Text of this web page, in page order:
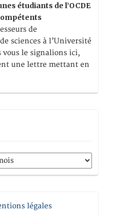
étudiants de l’OCDE
de
sciences à l’Université
le signalions ici,
une lettre mettant en
légales